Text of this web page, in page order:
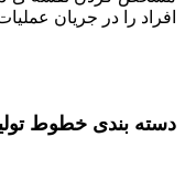
افراد را در جریان
دسته بندی خطوط